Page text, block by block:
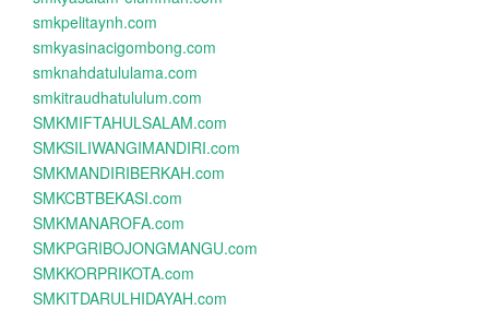
smkpelitaynh.com
smkyasinacigombong.com
smknahdatululama.com
smkitraudhatululum.com
SMKMIFTAHULSALAM.com
SMKSILIWANGIMANDIRI.com
SMKMANDIRIBERKAH.com
SMKCBTBEKASI.com
SMKMANAROFA.com
SMKPGRIBOJONGMANGU.com
SMKKORPRIKOTA.com
SMKITDARULHIDAYAH.com